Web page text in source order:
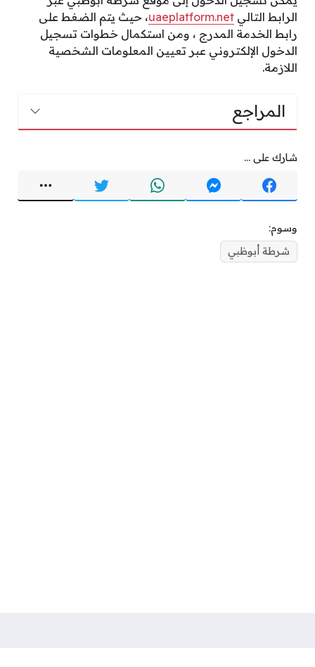
الرابط التالي uaeplatform.net، حيث يتم الضغط على
رابط الخدمة المدرج ، ومن استكمال خطوات تسجيل
الدخول الإلكتروني عبر تعيين المعلومات الشخصية
اللازمة.
المراجع
شارك على ...
وسوم:
شرطة أبوظبي